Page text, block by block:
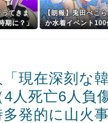
ってきま
期に？」
【朗報】兎田ぺこ
か水着イベント100
現在深刻な
4人死亡6人負
多発的に山火